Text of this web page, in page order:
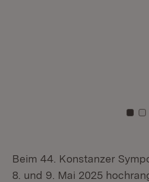
Zu
Beim 44. Konstanzer
8. und 9. Mai 2025